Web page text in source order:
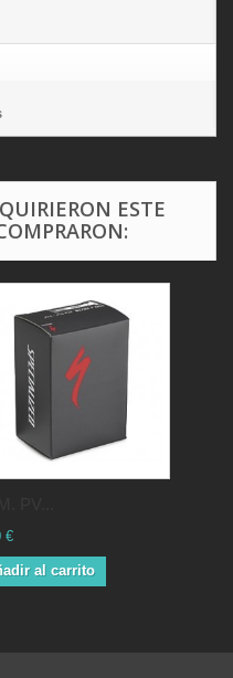
ESTE
€
al carrito